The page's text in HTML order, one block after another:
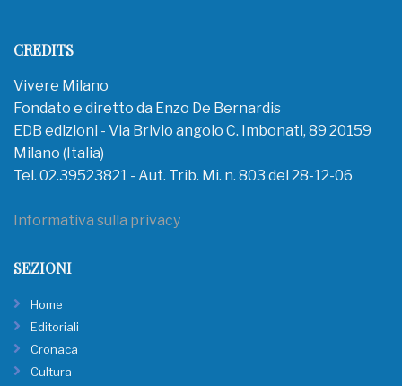
CREDITS
Vivere Milano
Fondato e diretto da Enzo De Bernardis
EDB edizioni - Via Brivio angolo C. Imbonati, 89 20159
Milano (Italia)
Tel. 02.39523821 - Aut. Trib. Mi. n. 803 del 28-12-06
Informativa sulla privacy
SEZIONI
Home
Editoriali
Cronaca
Cultura